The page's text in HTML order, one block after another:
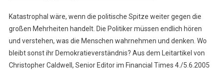
Katastrophal wäre, wenn die politische Spitze weiter gegen die
großen Mehrheiten handelt. Die Politiker müssen endlich hören
und verstehen, was die Menschen wahrnehmen und denken. Wo
bleibt sonst ihr Demokratieverständnis? Aus dem Leitartikel von
Christopher Caldwell, Senior Editor im Financial Times 4./5.6.2005